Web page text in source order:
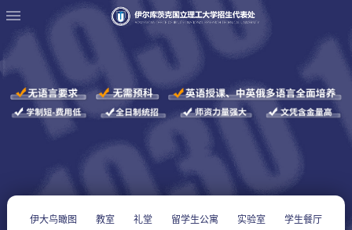
伊大鸟瞰图 教室 礼堂 留学生公寓 实验室 学生餐厅